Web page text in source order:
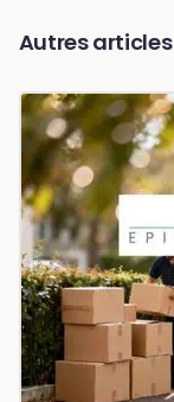
Autres articles